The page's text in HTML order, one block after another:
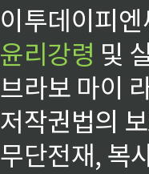
이투데이피
윤리강령 및
브라보 마이
저작권법의
무단전재, 복